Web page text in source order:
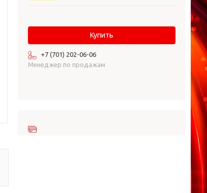
Купить
+7 (701) 202-06-06
Менеджер по продажам